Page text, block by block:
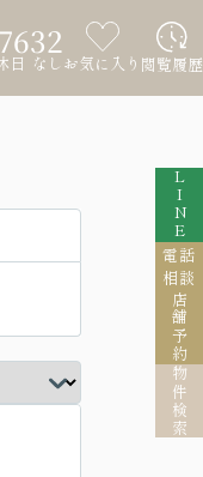
日 なし お気に入り 閲覧履歴
LINE
電話
相談
店舗予約
物件検索